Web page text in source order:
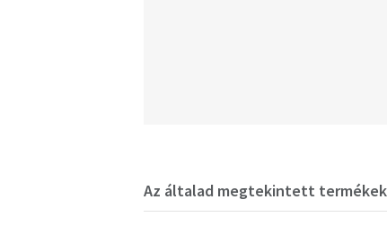
Az általad megtekintett termékek